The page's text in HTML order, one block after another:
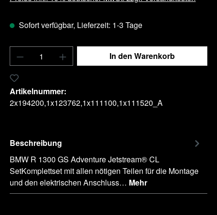
Sofort verfügbar, Lieferzeit: 1-3 Tage
Produkt Anzahl: Gib den gewünschten
In den Warenkorb
Artikelnummer:
2x194200,1x123762,1x111100,1x111520_A
Beschreibung
BMW R 1300 GS Adventure Jetstream® CL
SetKomplettset mit allen nötigen Teilen für die Montage
und den elektrischen Anschluss… Mehr